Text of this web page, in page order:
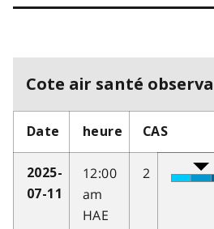
Cote air santé
Date heure CAS
2025-
07-11
12:00
am
HAE
2